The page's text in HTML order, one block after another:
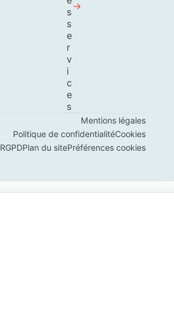
s
s
e
r
v
i
c
e
s
Mentions légales
Politique de confidentialitéCookies
RGPDPlan du sitePréférences cookies